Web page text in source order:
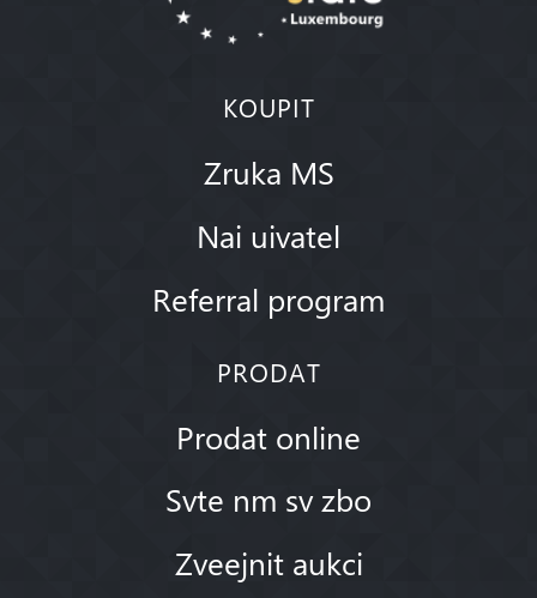
KOUPIT
Zruka MS
Nai uivatel
Referral program
PRODAT
Prodat online
Svte nm sv zbo
Zveejnit aukci